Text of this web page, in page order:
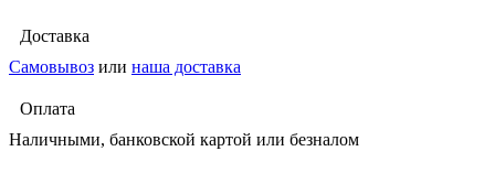
Доставка
Самовывоз или наша доставка
Оплата
Наличными, банковской картой или безналом